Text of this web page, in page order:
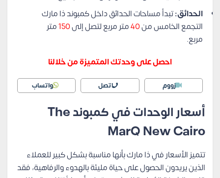
الحدائق:تبدأ مساحات الحدائق داخل كمبوند ذا مارك
التجمع الخامس من40متر مربع لتصل إلى150متر
مربع.
احصل على وحدتك المتميزة من خلالنا
زووم اتصل واتساب
أسعار الوحدات في كمبوند The
MarQ New Cairo
تتميز الأسعار في ذا مارك بأنها مناسبة بشكل كبير للعملاء
الذين يريدون الحصول على حياة مليئة بالهدوء والرفاهية، فقد